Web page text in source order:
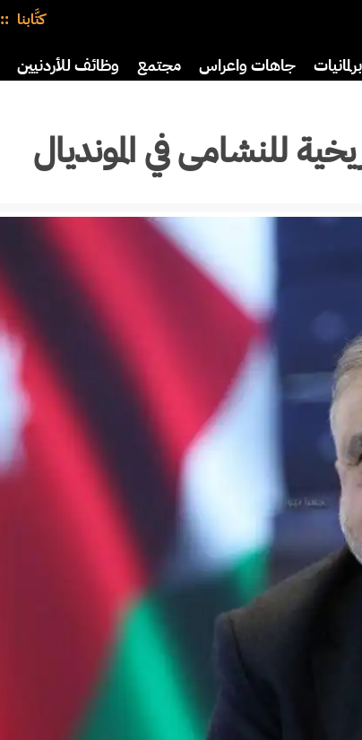
كتَّابنا
برلمانيات جاهات واعراس مجتمع وظائف للأردنيين
للنشامى في المونديال